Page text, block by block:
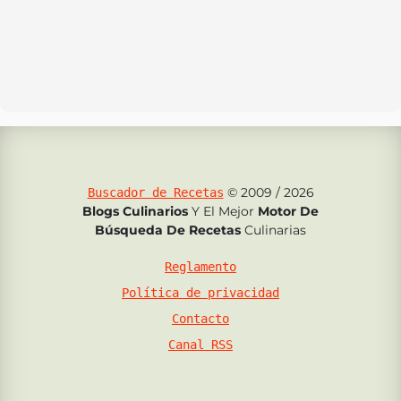
Buscador de Recetas © 2009 / 2026
Blogs Culinarios Y El Mejor Motor De
Búsqueda De Recetas Culinarias
Reglamento
Política de privacidad
Contacto
Canal RSS